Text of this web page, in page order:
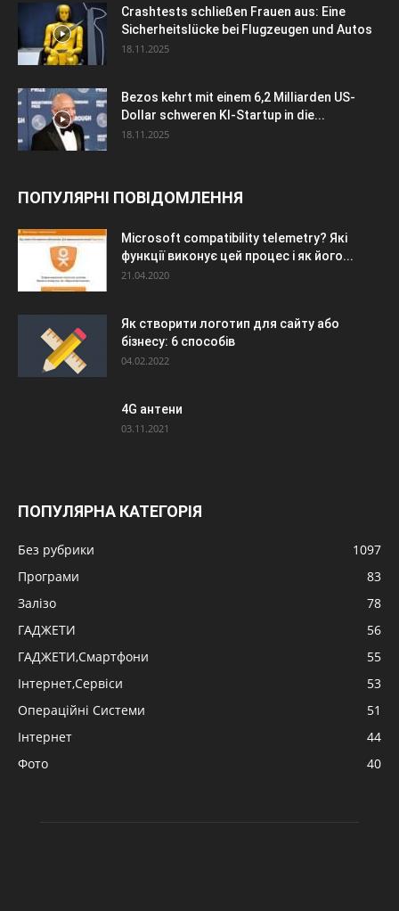
Crashtests schließen Frauen aus: Eine
Sicherheitslücke bei Flugzeugen und Autos
18.11.2025
Bezos kehrt mit einem 6,2 Milliarden US-
Dollar schweren KI-Startup in die...
18.11.2025
ПОПУЛЯРНІ ПОВІДОМЛЕННЯ
Microsoft compatibility telemetry? Які
функції виконує цей процес і як його...
21.04.2020
Як створити логотип для сайту або
бізнесу: 6 способів
04.02.2022
4G антени
03.11.2021
ПОПУЛЯРНА КАТЕГОРІЯ
Без рубрики
1097
Програми
83
Залізо
78
ГАДЖЕТИ
56
ГАДЖЕТИ,Смартфони
55
Інтернет,Сервіси
53
Операційні Системи
51
Інтернет
44
Фото
40